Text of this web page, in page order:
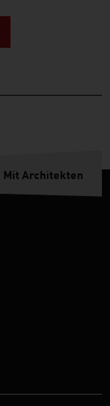
Mit Architekten